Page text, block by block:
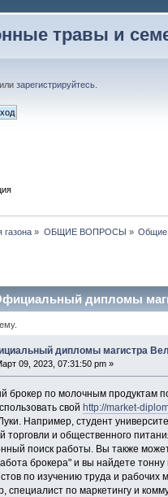
травы и
илизарегистрируйтесь
газона » ОБЩИЕ ВОПРОСЫ » Общие
дипломы
дипломы магистра
09, 2023, 07:31:50 pm »
брокер по молочным продуктам
свой http://market-
Например, студент
торговли и общественного
поиск работы. Вы также
брокера" и вы найдете
по изучению труда и рабочих
специалист по маркетингу и